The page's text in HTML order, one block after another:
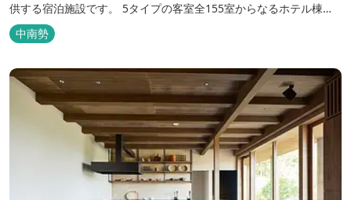
供する宿泊施設です。 5タイプの客室全155室からなるホテル棟
と、プライベートな滞在が楽しめる一棟独立型のヴィラ6棟がござ
います。
中南勢